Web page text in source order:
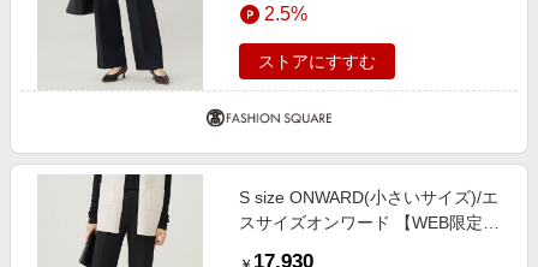
32 2.5%
ストアにすすむ
S size ONWARD(小さいサイズ)/エ
スサイズオンワード 【WEB限定カ
17,930